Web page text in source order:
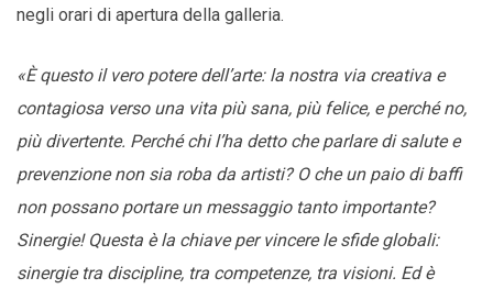
negli orari di apertura della galleria.
«È questo il vero potere dell’arte: la nostra via creativa e
contagiosa verso una vita più sana, più felice, e perché no,
più divertente. Perché chi l’ha detto che parlare di salute e
prevenzione non sia roba da artisti? O che un paio di baffi
non possano portare un messaggio tanto importante?
Sinergie! Questa è la chiave per vincere le sfide globali:
sinergie tra discipline, tra competenze, tra visioni. Ed è